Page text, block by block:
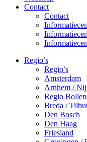
Contact
Contact
Regio’s
Regio’s
Amsterdam
Arnhem /
Regio
Breda /
Den Bosch
Den Haag
Friesland